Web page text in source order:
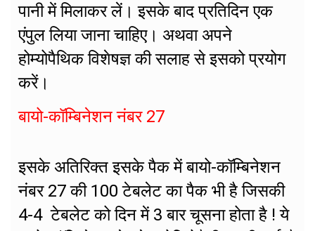
पानी में मिलाकर लें। इसके बाद प्रतिदिन एक
एंपुल लिया जाना चाहिए। अथवा अपने
होम्योपैथिक विशेषज्ञ की सलाह से इसको प्रयोग
करें।
बायो-कॉम्बिनेशन नंबर 27
इसके अतिरिक्त इसके पैक में बायो-कॉम्बिनेशन
नंबर 27 की 100 टेबलेट का पैक भी है जिसकी
4-4 टेबलेट को दिन में 3 बार चूसना होता है ! ये